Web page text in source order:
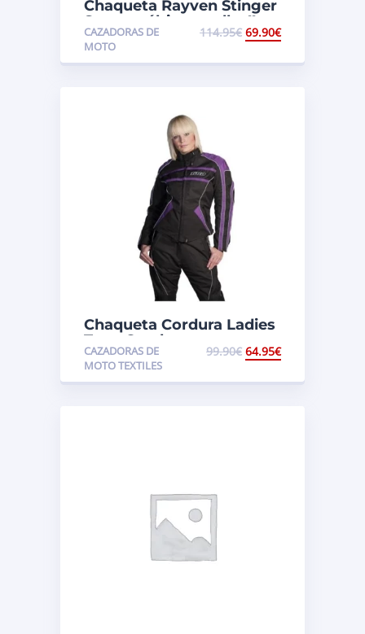
Chaqueta Rayven Stinger
Sports ¡¡últimas tallas!!
CAZADORAS DE
MOTO
114.95€ 69.90€
Chaqueta Cordura Ladies
Tuzo Coral
CAZADORAS DE
MOTO TEXTILES
99.90€ 64.95€